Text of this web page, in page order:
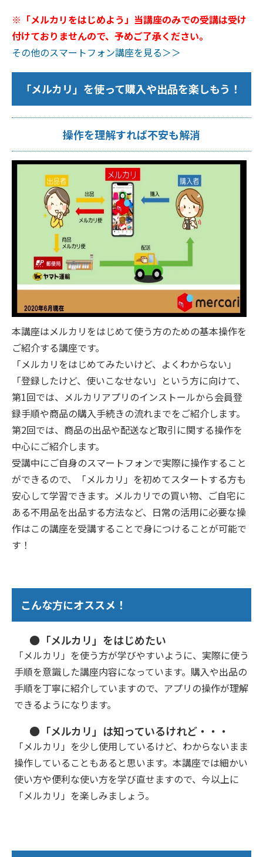
※「メルカリをはじめよう」当講座のみでの受講は受け
付けておりませんので、予めご了承ください。
その他のスマートフォン講座を見る＞＞
「メルカリ」を使って購入や出品を楽しもう！
操作を理解すれば不安も解消
本講座はメルカリをはじめて使う方のための基本操作を
ご紹介する講座です。
「メルカリをはじめてみたいけど、よくわからない」
「登録したけど、使いこなせない」という方に向けて、
第1回では、メルカリアプリのインストールから会員登
録手順や商品の購入手続きの流れまでをご紹介します。
第2回では、商品の出品や配送など取引に関する操作を
中心にご紹介します。
受講中にご自身のスマートフォンで実際に操作すること
ができるので、「メルカリ」を初めてスタートする方も
安心して学習できます。メルカリでの買い物、ご自宅に
ある不用品を出品する方法など、日常の活用に必要な操
作はこの講座を受講することで身につけることが可能で
す！
こんな方にオススメ！
●「メルカリ」をはじめたい
「メルカリ」を使う方が学びやすいように、実際に使う
手順を意識した講座内容になっています。購入や出品の
手順を丁寧に紹介していますので、アプリの操作が理解
できるようになります。
●「メルカリ」は知っているけれど・・・
「メルカリ」を少し使用しているけど、わからないまま
操作していることもあると思います。本講座では細かい
使い方や便利な使い方を学び直せますので、今以上に
「メルカリ」を楽しみましょう。